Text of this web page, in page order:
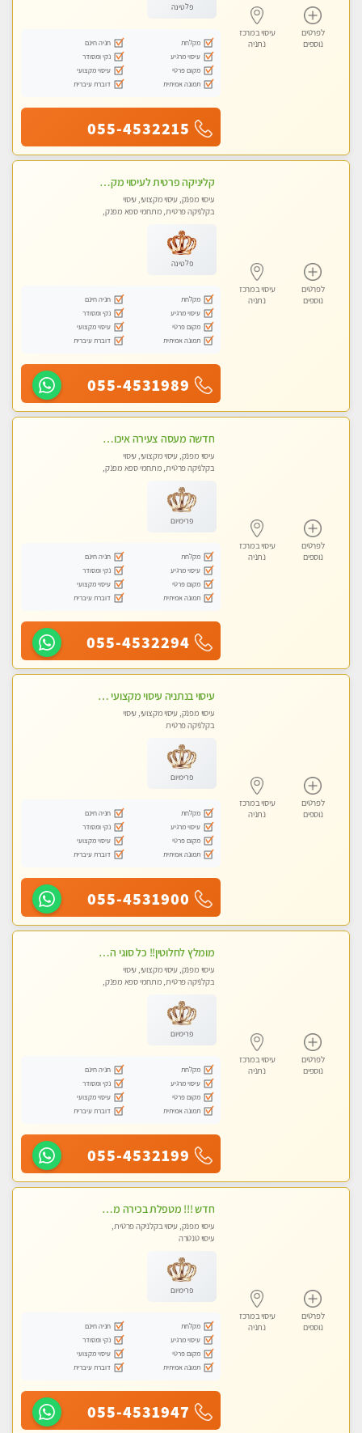
לפרטים
נוספים
עיסוי במרכז
נתניה
פלטינה
מקלחת
חניה חינם
עיסוי מרגיע
נקי ומסודר
מקום פרטי
עיסוי מקצועי
תמונה אמיתית
דוברת עיברית
055-4532215
לפרטים
נוספים
עיסוי במרכז
נתניה
קליניקה פרטית לעיסוי מקצועי ואלטרנטיבי ברמה גבוהה VIP תתקשר ..... highly recommended..new in the city
עיסוי מפנק, עיסוי מקצועי, עיסוי
בקלניקה פרטית, מתחמי ספא מפנק,
פלטינה
מקלחת
חניה חינם
עיסוי מרגיע
נקי ומסודר
מקום פרטי
עיסוי מקצועי
תמונה אמיתית
דוברת עיברית
055-4531989
לפרטים
נוספים
עיסוי במרכז
נתניה
חדשה מעסה צעירה איכותית וקלאסית מזמינה אותך לעיסוי נעים מפנק ומרגיע . . . highly recommended..new in the city
עיסוי מפנק, עיסוי מקצועי, עיסוי
בקלניקה פרטית, מתחמי ספא מפנק,
פרימיום
מקלחת
חניה חינם
עיסוי מרגיע
נקי ומסודר
מקום פרטי
עיסוי מקצועי
תמונה אמיתית
דוברת עיברית
055-4532294
לפרטים
נוספים
עיסוי במרכז
נתניה
עיסוי בנתניה עיסוי מקצועי ומפנק. ללא מין
עיסוי מפנק, עיסוי מקצועי, עיסוי
בקלניקה פרטית
פרימיום
מקלחת
חניה חינם
עיסוי מרגיע
נקי ומסודר
מקום פרטי
עיסוי מקצועי
תמונה אמיתית
דוברת עיברית
055-4531900
לפרטים
נוספים
עיסוי במרכז
נתניה
מומלץ לחלוטין!! כל סוגי העיסויים מעסה מקצועית ואיכותית פרטי!!!
עיסוי מפנק, עיסוי מקצועי, עיסוי
בקלניקה פרטית, מתחמי ספא מפנק,
פרימיום
מקלחת
חניה חינם
עיסוי מרגיע
נקי ומסודר
מקום פרטי
עיסוי מקצועי
תמונה אמיתית
דוברת עיברית
055-4532199
לפרטים
נוספים
עיסוי במרכז
נתניה
חדש !!! מטפלת בכירה מקום פרטי באווירה ביתית וחמימה.
עיסוי מפנק, עיסוי בקלניקה פרטית,
עיסוי טנטרה
פרימיום
מקלחת
חניה חינם
עיסוי מרגיע
נקי ומסודר
מקום פרטי
עיסוי מקצועי
תמונה אמיתית
דוברת עיברית
055-4531947